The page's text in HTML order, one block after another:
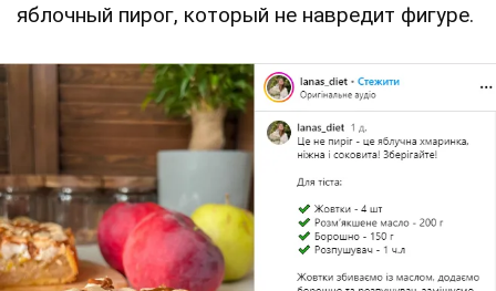
яблочный пирог, который не навредит фигуре.